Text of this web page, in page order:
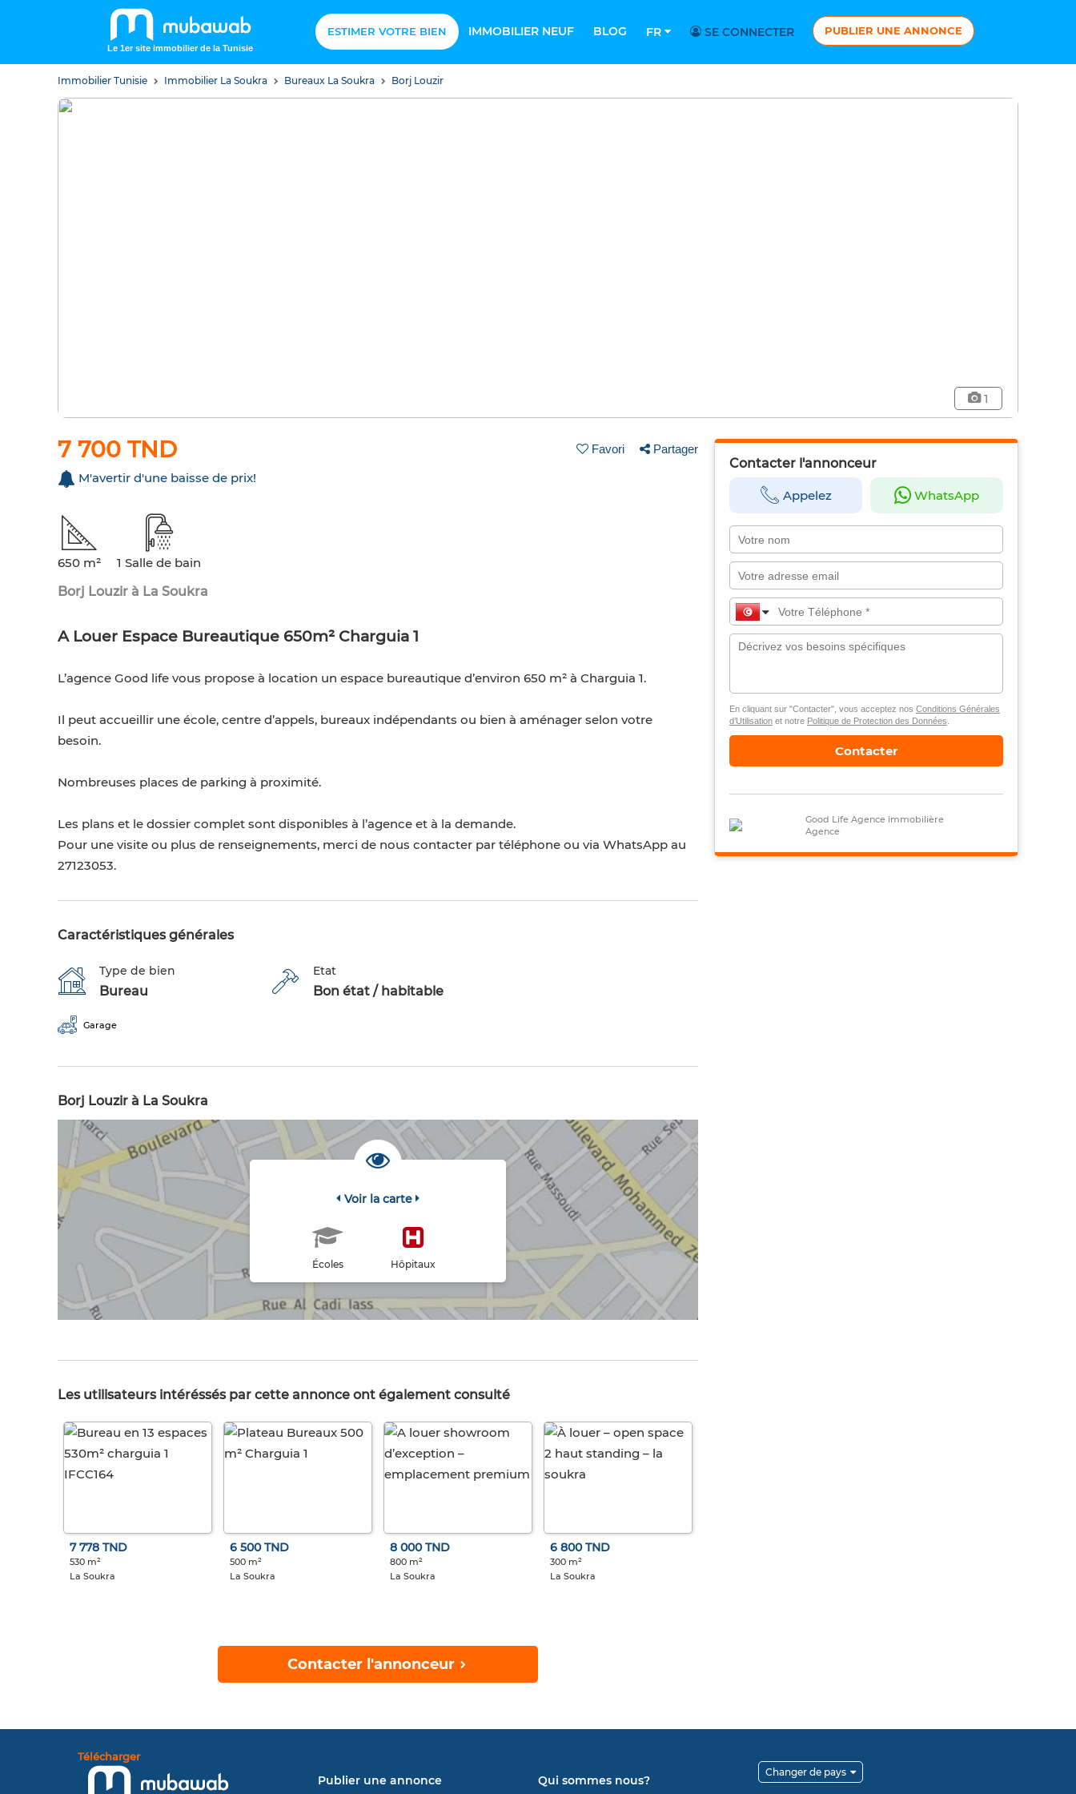
Le 1er site immobilier de la Tunisie
ESTIMER VOTRE BIEN IMMOBILIER NEUF BLOG FR SE CONNECTER PUBLIER UNE ANNONCE
Immobilier Tunisie Immobilier La Soukra Bureaux La Soukra Borj Louzir
1
7 700 TND Favori Partager
M'avertir d'une baisse de prix!
650 m²
1 Salle de bain
Borj Louzir à La Soukra
A Louer Espace Bureautique 650m² Charguia 1
L’agence Good life vous propose à location un espace bureautique d’environ 650 m² à Charguia 1.
Il peut accueillir une école, centre d’appels, bureaux indépendants ou bien à aménager selon votre
besoin.
Nombreuses places de parking à proximité.
Les plans et le dossier complet sont disponibles à l’agence et à la demande.
Pour une visite ou plus de renseignements, merci de nous contacter par téléphone ou via WhatsApp au
27123053.
Caractéristiques générales
Type de bien
Bureau
Etat
Bon état / habitable
Garage
Borj Louzir à La Soukra
Voir la carte
Écoles Hôpitaux
Les utilisateurs intéréssés par cette annonce ont également consulté
7 778 TND
530 m²
La Soukra
6 500 TND
500 m²
La Soukra
8 000 TND
800 m²
La Soukra
6 800 TND
300 m²
La Soukra
Contacter l'annonceur
Contacter l'annonceur
Appelez WhatsApp
En cliquant sur "Contacter", vous acceptez nos Conditions Générales
d’Utilisationet notre Politique de Protection des Données
Contacter
Good Life Agence immobilière
Agence
Télécharger
Publier une annonce Qui sommes nous?
Changer de pays